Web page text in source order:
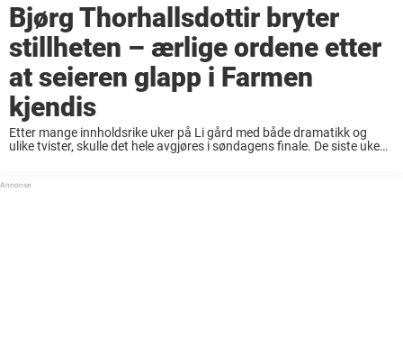
Bjørg Thorhallsdottir bryter
stillheten – ærlige ordene etter
at seieren glapp i Farmen
kjendis
Etter mange innholdsrike uker på Li gård med både dramatikk og
ulike tvister, skulle det hele avgjøres i søndagens finale. De siste ukene